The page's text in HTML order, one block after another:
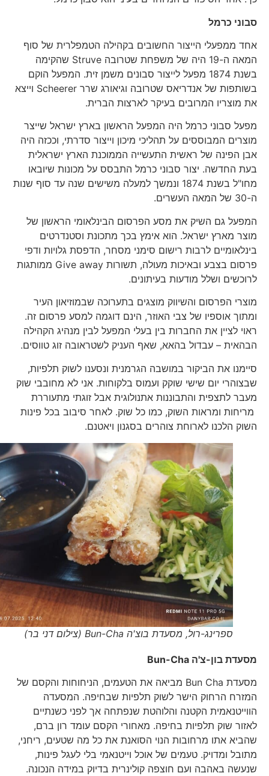
סבוני כרמל
אחד ממפעלי הייצור החשובים בקהילה הטמפלרית של סוף
המאה ה-19 היה של משפחת שטרובה Struve שהקימה
בשנת 1874 מפעל לייצור סבונים משמן זית. המפעל הוקם
בשותפות של אנדריאס שטרובה וגיאורג שרר Scheerer וייצא
את מוצריו המרובים בעיקר לארצות הברית.
מפעל סבוני כרמל היה המפעל הראשון בארץ ישראל שייצר
מוצרים המבוססים על תהליכי מיכון וייצור סדרתי, וככזה היה
אבן הפינה של ראשית התעשייה הממוכנת הארץ ישראלית
בעת החדשה. יצור סבוני כרמל התבסס על מכונות שיובאו
מחו"ל בשנת 1874 ונמשך למעלה משישים שנה עד סוף שנות
המפעל גם השיק את מסע הפרסום הבינלאומי הראשון של
מוצר מארץ ישראל. הוא אימץ בכך מתכונת וסטנדרטים
בינלאומיים לרבות רישום סימני מסחר, הדפסת גלויות ודפי
פרסום בצבע ובאיכות מעולה, תשורות Give away ממותגות
לרוכשים ושלל מודעות בעיתונים.
מוצרי הפרסום והשיווק מוצגים בתערוכה שבמוזיאון העיר
ומתוך אוספיו של צבי האוזר, הינם דוגמה למסע פרסום זה.
ראוי לציין את החברות בין בעלי המפעל לבין מנהיג הקהילה
הבהאית – עבדול בהאא, שאף העניק לשטראובה זוג טווסים.
סיימנו את הביקור במושבה הגרמנית ונסענו לשוק תלפיות,
שבצוהרי יום שישי שוקק ועמוס בלקוחות. אני לא מחובבי שוק
מעבר לתצפית והתבוננות אתנולוגית אבל זוגתי מתעוררת
מריחות ומראות השוק, כמו כל שוק. לאחר סיבוב בכל פינות
השוק הלכנו לארוחת צוהרים בסגנון ויאטנם.
ספרינג-רול, מסעדת בוצ'ה Bun-Cha (צילום דני בר)
מסעדת בון-צ'הBun-Cha
מסעדת Bun Cha מביאה את הטעמים, הניחוחות והקסם של
המזרח הרחוק הישר לשוק תלפיות שבחיפה. המסעדה
הווייטנאמית הקטנה והלוהטת שנפתחה אך לפני כשנתיים
לאזור שוק תלפיות בחיפה. מאחורי הקסם עומד רון ברם,
שהביא אתו מרחובות הנוי הסואנת את כל מה שטעים, ריחני,
מתובל ומדויק. טעמים של אוכל וייטנאמי בלי לעגל פינות,
שנעשה באהבה ועם חוצפה קולינרית בדיוק במידה הנכונה.